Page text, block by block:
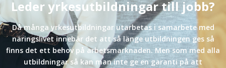
Leder yrkesutbildningar till jobb?
Då många yrkesutbildningar utarbetas i samarbete med
näringslivet innebär det att så länge utbildningen ges så
finns det ett behov på arbetsmarknaden. Men som med alla
utbildningar så kan man inte ge en garanti på att